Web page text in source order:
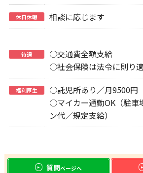
休日休暇 相談に応じます
待遇
○交通費全額支給
○社会保険は法令に則り
福利厚生
○託児所あり／月9500円
○マイカー通勤OK（駐車
ン代／規定支給）
質問ページへ